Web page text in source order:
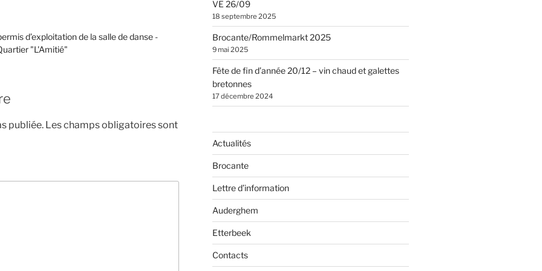
d’exploitation de la salle de danse -
"L'Amitié"
publiée. Les champs obligatoires sont
VE 26/09
18 septembre 2025
Brocante/Rommelmarkt 2025
9 mai 2025
Fête de fin d’année 20/12 – vin chaud et galettes
bretonnes
17 décembre 2024
Actualités
Brocante
Lettre d’information
Auderghem
Etterbeek
Contacts